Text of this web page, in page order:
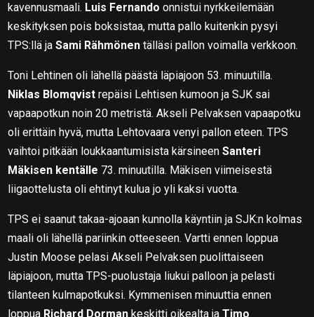
kavennusmaali. Luis Fernando onnistui nyrkkeilemään
keskityksen pois boksistaa, mutta pallo kuitenkin pysyi
TPS:llä jaSami Rähmönen tälläsi pallon voimalla verkkoon.
Toni Lehtinen oli lähellä päästä läpiajoon 53. minuutilla.
Niklas Blomqvist repäisi Lehtisen kumoon ja SJK sai
vapaapotkun noin 20 metristä. Akseli Pelvaksen vapaapotku
oli erittäin hyvä, mutta Lehtovaara venyi pallon eteen. TPS
vaihtoi pitkään loukkaantumisista kärsineenSanteri
Mäkisen kentälle 73. minuutilla. Mäkisen viimeisestä
liigaottelusta oli ehtinyt kulua jo yli kaksi vuotta.
TPS ei saanut takaa-ajoaan kunnolla käyntiin ja SJK:n kolmas
maali oli lähellä pariinkin otteeseen. Vartti ennen loppua
Justin Moose pelasi Akseli Pelvaksen puolittaiseen
läpiajoon, mutta TPS-puolustaja liukui palloon ja pelasti
tilanteen kulmapotkuksi. Kymmenisen minuuttia ennen
loppua Richard Dorman keskitti oikealta jaTimo